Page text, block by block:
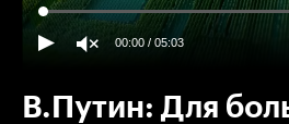
00:00 / 05:03
В.Путин: Для